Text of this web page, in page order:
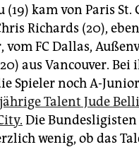
(19) kam von Paris St.
Richards (20),
FC Dallas,
aus Vancouver. Bei
Spieler noch A-
jährige Talent Jude
Die Bundesligisten
wenig, ob das